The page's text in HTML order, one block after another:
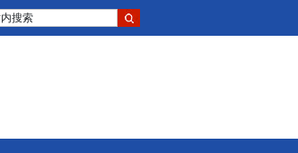
搜索